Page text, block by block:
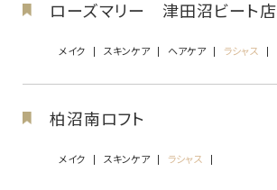
ローズマリー 津田沼ビート店
メイク スキンケア ヘアケア ラシャス
柏沼南ロフト
メイク スキンケア ラシャス